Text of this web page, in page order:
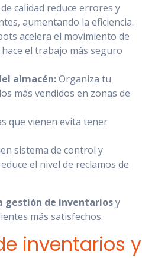
calidad reduce errores y
aumentando la eficiencia.
acelera el movimiento de
el trabajo más seguro
almacén:Organiza tu
más vendidos en zonas de
que vienen evita tener
sistema de control y
el nivel de reclamos de
gestión de inventariosy
más satisfechos.
inventarios y